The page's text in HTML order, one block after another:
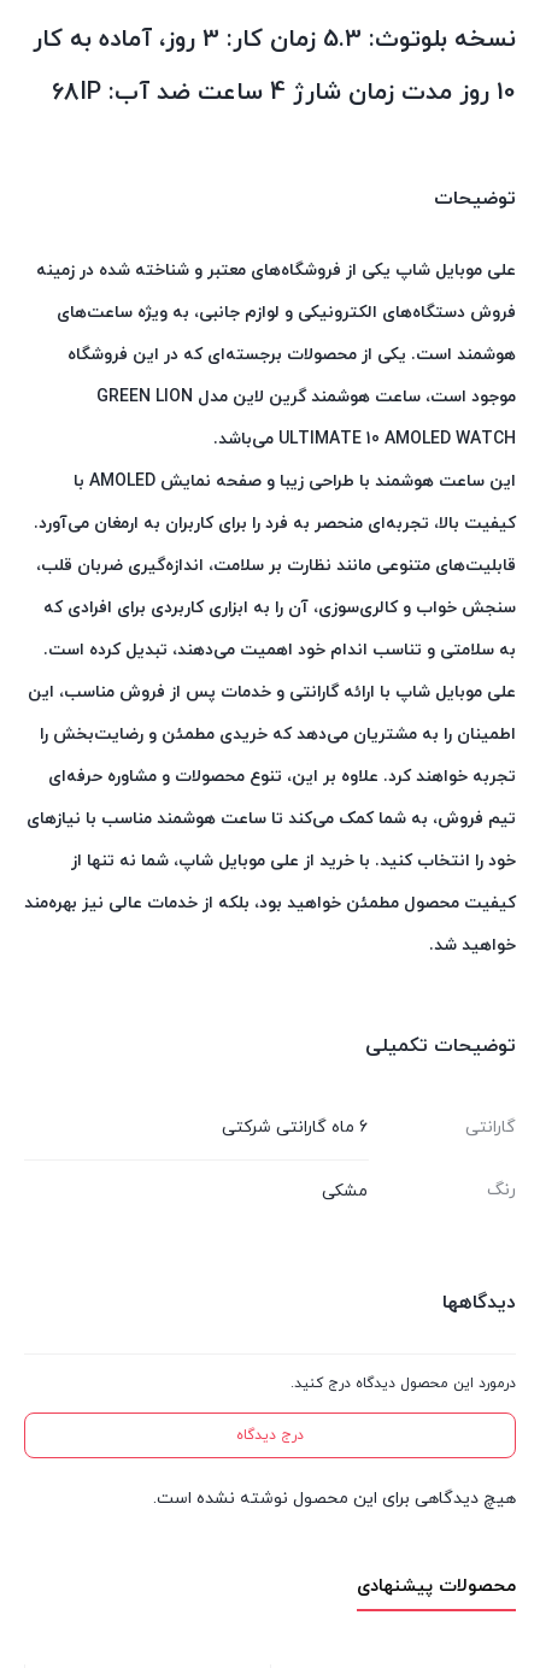
نسخه بلوتوث: 5.3
زمان کار: 3 روز، آماده به کار
10 روز مدت زمان شارژ 4 ساعت
ضد آب: IP‏68
توضیحات
علی موبایل شاپ یکی از فروشگاه‌های معتبر و شناخته شده در زمینه
فروش دستگاه‌های الکترونیکی و لوازم جانبی، به ویژه ساعت‌های
هوشمند است. یکی از محصولات برجسته‌ای که در این فروشگاه
موجود است، ساعت هوشمند گرین لاین مدل GREEN LION
ULTIMATE 10 AMOLED WATCH می‌باشد.
این ساعت هوشمند با طراحی زیبا و صفحه نمایش AMOLED با
کیفیت بالا، تجربه‌ای منحصر به فرد را برای کاربران به ارمغان می‌آورد.
قابلیت‌های متنوعی مانند نظارت بر سلامت، اندازه‌گیری ضربان قلب،
سنجش خواب و کالری‌سوزی، آن را به ابزاری کاربردی برای افرادی که
به سلامتی و تناسب اندام خود اهمیت می‌دهند، تبدیل کرده است.
علی موبایل شاپ با ارائه گارانتی و خدمات پس از فروش مناسب، این
اطمینان را به مشتریان می‌دهد که خریدی مطمئن و رضایت‌بخش را
تجربه خواهند کرد. علاوه بر این، تنوع محصولات و مشاوره حرفه‌ای
تیم فروش، به شما کمک می‌کند تا ساعت هوشمند مناسب با نیازهای
خود را انتخاب کنید. با خرید از علی موبایل شاپ، شما نه تنها از
کیفیت محصول مطمئن خواهید بود، بلکه از خدمات عالی نیز بهره‌مند
خواهید شد.
توضیحات تکمیلی
گارانتی 6 ماه گارانتی شرکتی
رنگ مشکی
دیدگاهها
درمورد این محصول دیدگاه درج کنید.
درج دیدگاه
هیچ دیدگاهی برای این محصول نوشته نشده است.
محصولات پیشنهادی